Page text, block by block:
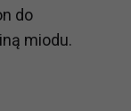
do
miodu.